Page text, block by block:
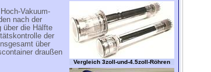
Vergleich 3zoll-und-4.5zoll-Röhren
Vakuum-
nach der
über die Hälfte
der
über
draußen